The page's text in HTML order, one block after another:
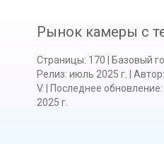
Рынок камеры с
Страницы: 170 Базовый
Релиз: июль 2025 г. Автор:
V.
Последнее обновление:
2025 г.